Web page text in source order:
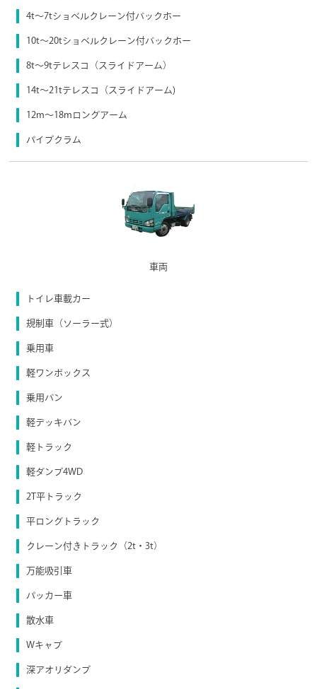
4t～7tショベルクレーン付バックホー
10t～20tショベルクレーン付バックホー
8t〜9tテレスコ（スライドアーム）
14t〜21tテレスコ（スライドアーム)
12m〜18mロングアーム
パイプクラム
車両
トイレ車載カー
規制車（ソーラー式）
乗用車
軽ワンボックス
乗用バン
軽デッキバン
軽トラック
軽ダンプ4WD
2T平トラック
平ロングトラック
クレーン付きトラック（2t・3t）
万能吸引車
パッカー車
散水車
Wキャブ
深アオリダンプ